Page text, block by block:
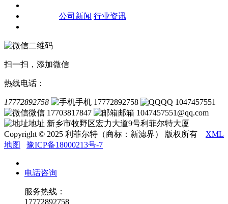
公司新闻 行业资讯
扫一扫，添加微信
热线电话：
17772892758 手机 17772892758
QQ 1047457551
微信 17703817847
邮箱 1047457551@qq.com
地址 新乡市牧野区宏力大道9号利菲尔特大厦
Copyright © 2025 利菲尔特（商标：新滤界） 版权所有 XML
地图
豫ICP备18000213号-7
电话咨询
服务热线：
17772892758